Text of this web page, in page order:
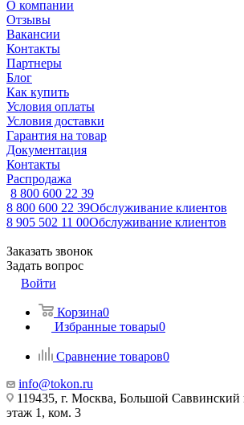
О компании
Отзывы
Вакансии
Контакты
Партнеры
Блог
Как купить
Условия оплаты
Условия доставки
Гарантия на товар
Документация
Контакты
Распродажа
8 800 600 22 39
8 800 600 22 39Обслуживание клиентов
8 905 502 11 00Обслуживание клиентов
Заказать звонок
Задать вопрос
Войти
Корзина0
Избранные товары0
Сравнение товаров0
info@tokon.ru
119435, г. Москва, Большой Саввинский
этаж 1, ком. 3